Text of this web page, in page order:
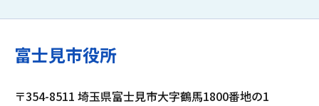
富士見市役所
〒354-8511 埼玉県富士見市大字鶴馬1800番地の1